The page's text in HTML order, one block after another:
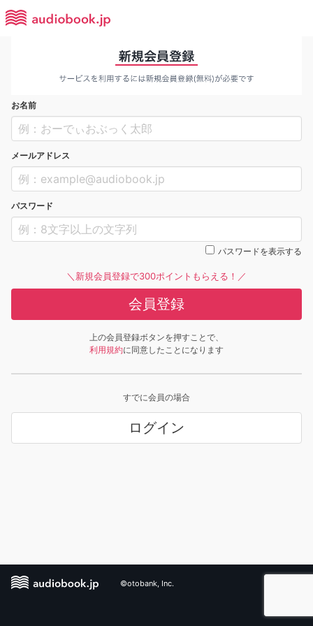
お名前
メールアドレス
パスワード
パスワードを表示する
＼新規会員登録で300ポイントもらえる！／
会員登録
上の会員登録ボタンを押すことで、
利用規約に同意したことになります
すでに会員の場合
ログイン
©otobank, Inc.